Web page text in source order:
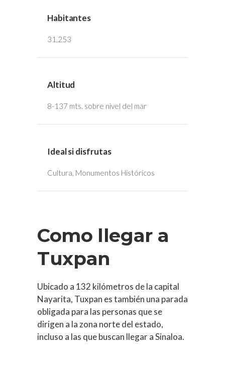
Habitantes
31,253
Altitud
8-137 mts. sobre nivel del mar
Ideal si disfrutas
Cultura, Monumentos Históricos
Como llegar a
Tuxpan
Ubicado a 132 kilómetros de la capital
Nayarita, Tuxpan es también una parada
obligada para las personas que se
dirigen a la zona norte del estado,
incluso a las que buscan llegar a Sinaloa.